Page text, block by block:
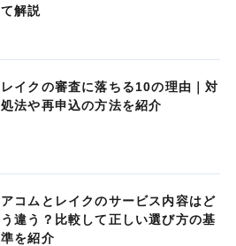
て解説
レイクの審査に落ちる10の理由｜対
処法や再申込の方法を紹介
アコムとレイクのサービス内容はど
う違う？比較して正しい選び方の基
準を紹介